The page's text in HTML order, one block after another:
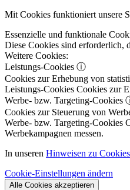
Mit Cookies funktioniert unsere
Essenzielle und funktionale
Diese Cookies sind erforderlich,
Weitere Cookies:
Leistungs-Cookies ⓘ
Cookies zur Erhebung von
Leistungs-Cookies Cookies zur
Werbe- bzw. Targeting-Cookies
Cookies zur Steuerung von
Werbe- bzw. Targeting-Cookies
Werbekampagnen messen.
In unseren Hinweisen zu Cookies
Cookie-Einstellungen ändern
Alle Cookies akzeptieren